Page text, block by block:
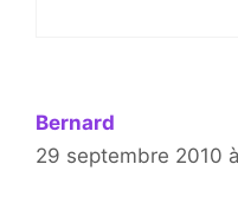
Bernard
29 septembre 2010